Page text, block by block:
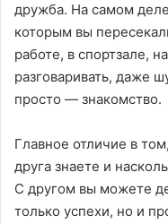
дружба. На самом
которым вы
работе, в спортзале,
разговаривать, даже
просто — знакомство.
Главное отличие в
друга знаете и
С другом вы можете
только успехи, но и